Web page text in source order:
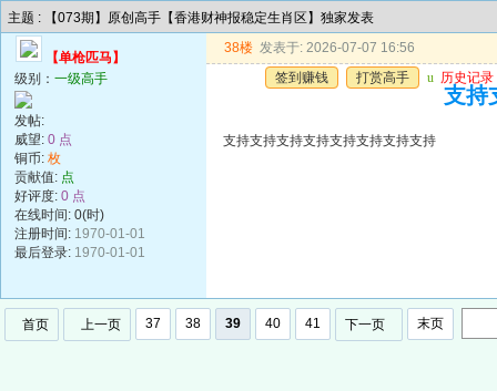
主题 : 【073期】原创高手【香港财神报稳定生肖区】独家发表
【单枪匹马】
级别： 一级高手
发帖:
威望: 0 点
铜币: 枚
贡献值: 点
好评度: 0 点
在线时间: 0(时)
注册时间: 1970-01-01
最后登录: 1970-01-01
38楼 发表于: 2026-07-07 16:56
签到赚钱
打赏高手 u 历史记录
支持
支持支持支持支持支持支持支持支持
首页 上一页 37 38 39 40 41 下一页 末页